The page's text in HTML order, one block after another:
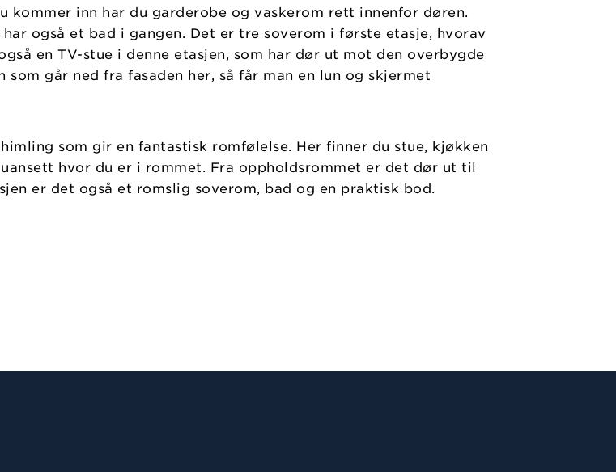
kommer inn har du garderobe og vaskerom rett innenfor døren.
også et bad i gangen. Det er tre soverom i første etasje, hvorav
en TV-stue i denne etasjen, som har dør ut mot den overbygde
går ned fra fasaden her, så får man en lun og skjermet
som gir en fantastisk romfølelse. Her finner du stue, kjøkken
hvor du er i rommet. Fra oppholdsrommet er det dør ut til
er det også et romslig soverom, bad og en praktisk bod.